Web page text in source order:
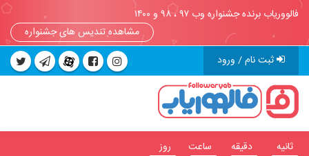
فالووریاب برنده جشنواره وب ۹۷ ، ۹۸ و ۱۴۰۰
مشاهده تندیس های جشنواره
ثبت نام / ورود
ثانیه دقیقه ساعت روز